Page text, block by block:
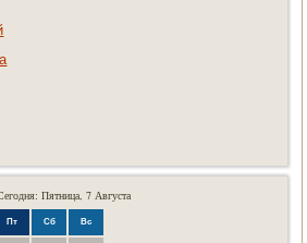
Пятница, 7 Августа
Пт Сб Вс